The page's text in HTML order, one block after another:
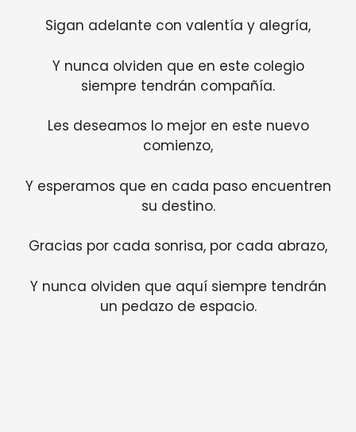
Sigan adelante con valentía y alegría,
Y nunca olviden que en este colegio
siempre tendrán compañía.
Les deseamos lo mejor en este nuevo
comienzo,
Y esperamos que en cada paso encuentren
su destino.
Gracias por cada sonrisa, por cada abrazo,
Y nunca olviden que aquí siempre tendrán
un pedazo de espacio.